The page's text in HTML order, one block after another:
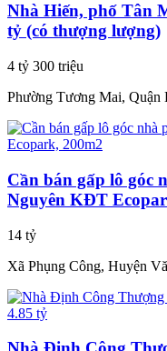
Nhà Hiến, phố Tân
tỷ (có thượng lượng)
4 tỷ 300 triệu
Phường Tương Mai, Quận
Cần bán gấp lô góc
Nguyên KĐT
14 tỷ
Xã Phụng Công, Huyện